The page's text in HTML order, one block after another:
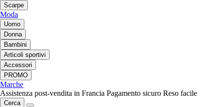
Scarpe
Moda
Uomo
Donna
Bambini
Articoli sportivi
Accessori
PROMO
Marche
Assistenza post-vendita in Francia Pagamento sicuro Reso facile
Cerca